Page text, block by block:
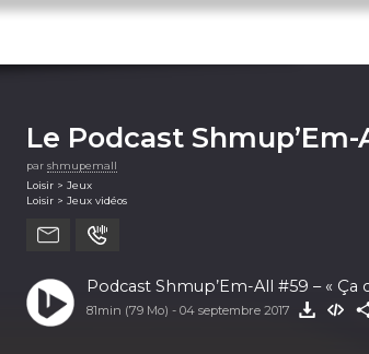
Le Podcast Shmup’Em-
par shmupemall
Loisir > Jeux
Loisir > Jeux vidéos
Podcast Shmup’Em-All #59 – « Ça
81min (79 Mo) - 04 septembre 2017